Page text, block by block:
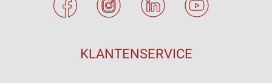
KLANTENSERVICE